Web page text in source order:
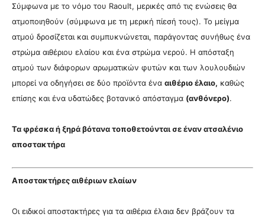
Σύμφωνα με το νόμο του Raoult, μερικές από τις ενώσεις θα
ατμοποιηθούν (σύμφωνα με τη μερική πίεσή τους). Το μείγμα
ατμού δροσίζεται και συμπυκνώνεται, παράγοντας συνήθως ένα
στρώμα αιθέριου ελαίου και ένα στρώμα νερού. Η απόσταξη
ατμού των διάφορων αρωματικών φυτών και των λουλουδιών
μπορεί να οδηγήσει σε δύο προϊόντα ένα αιθέριο έλαιο, καθώς
επίσης και ένα υδατώδες βοτανικό απόσταγμα (ανθόνερο).
Τα φρέσκα ή ξηρά βότανα τοποθετούνται σε έναν ατσαλένιο
αποστακτήρα
Αποστακτήρες αιθέριων ελαίων
Οι ειδικοί αποστακτήρες για τα αιθέρια έλαια δεν βράζουν τα